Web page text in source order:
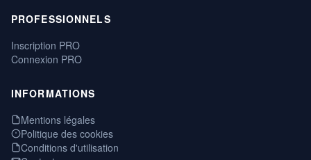
PROFESSIONNELS
Inscription PRO
Connexion PRO
INFORMATIONS
Mentions légales
Politique des cookies
Conditions d'utilisation